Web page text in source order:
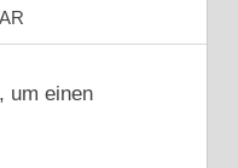
um einen